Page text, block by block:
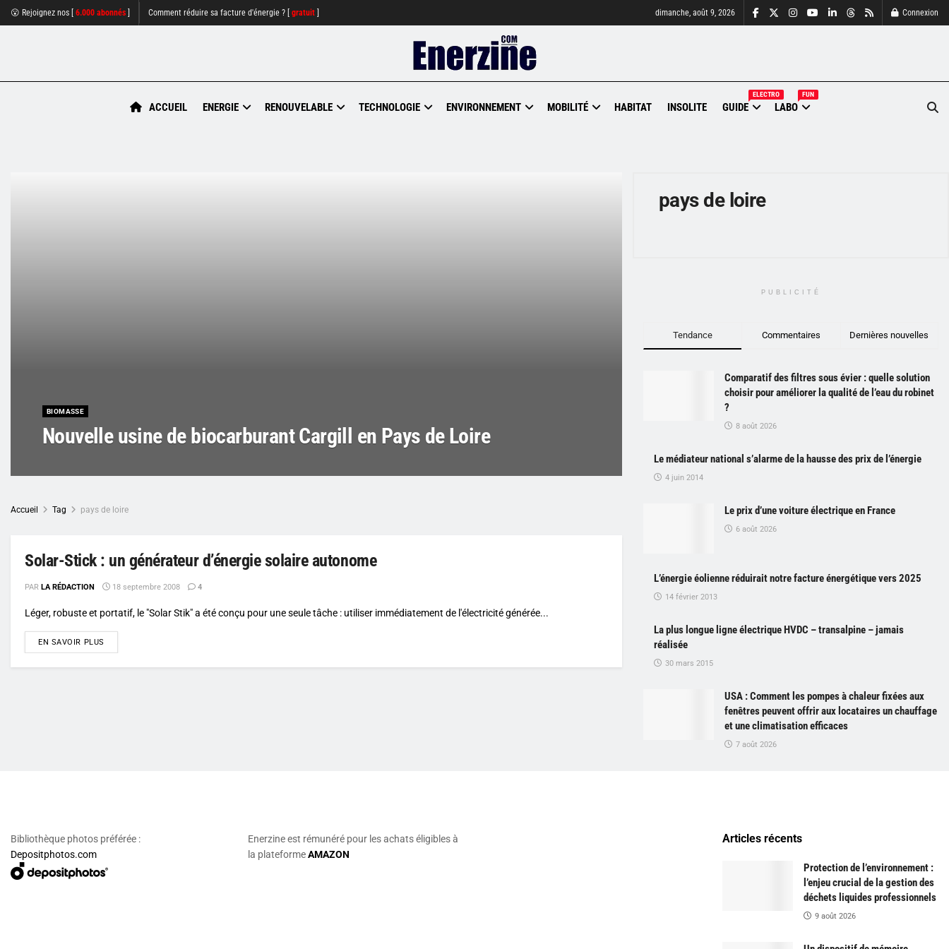
😮 Rejoignez nos [ 6.000 abonnés Comment réduire sa facture d'énergie ? [ gratuit dimanche, août 9, 2026 Connexion
ACCUEIL ENERGIE RENOUVELABLE TECHNOLOGIE ENVIRONNEMENT MOBILITÉ HABITAT INSOLITE GUIDE
ELECTRO
LABO
FUN
BIOMASSE
Nouvelle usine de biocarburant Cargill en Pays de Loire
Accueil Tag pays de loire
Solar-Stick : un générateur d’énergie solaire autonome
PAR LA RÉDACTION 18 septembre 2008 4
Léger, robuste et portatif, le "Solar Stik" a été conçu pour une seule tâche : utiliser immédiatement de l'électricité générée...
EN SAVOIR PLUS
pays de loire
PUBLICITÉ
Tendance Commentaires Dernières nouvelles
Comparatif des filtres sous évier : quelle solution
choisir pour améliorer la qualité de l’eau du robinet
?
8 août 2026
Le médiateur national s’alarme de la hausse des prix de l’énergie
4 juin 2014
Le prix d’une voiture électrique en France
6 août 2026
L’énergie éolienne réduirait notre facture énergétique vers 2025
14 février 2013
La plus longue ligne électrique HVDC – transalpine – jamais
réalisée
30 mars 2015
USA : Comment les pompes à chaleur fixées aux
fenêtres peuvent offrir aux locataires un chauffage
et une climatisation efficaces
7 août 2026
Bibliothèque photos préférée :
Depositphotos.com
Enerzine est rémunéré pour les achats éligibles à
la plateformeAMAZON
Articles récents
Protection de l’environnement :
l’enjeu crucial de la gestion des
déchets liquides professionnels
9 août 2026